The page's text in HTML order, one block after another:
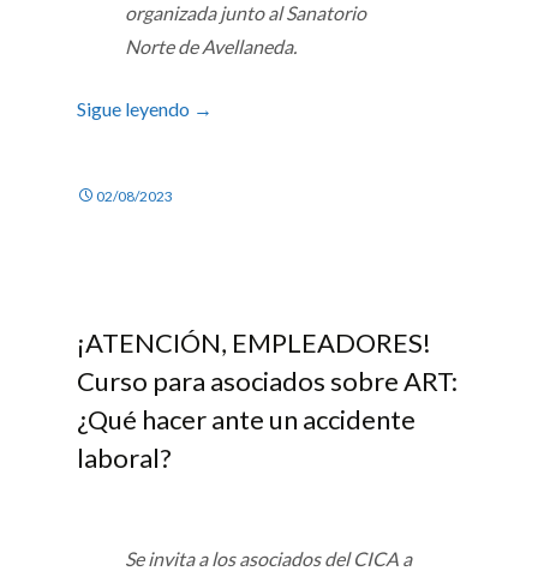
organizada junto al Sanatorio
Norte de Avellaneda.
Sigue leyendo →
02/08/2023
¡ATENCIÓN, EMPLEADORES!
Curso para asociados sobre ART:
¿Qué hacer ante un accidente
laboral?
Se invita a los asociados del CICA a